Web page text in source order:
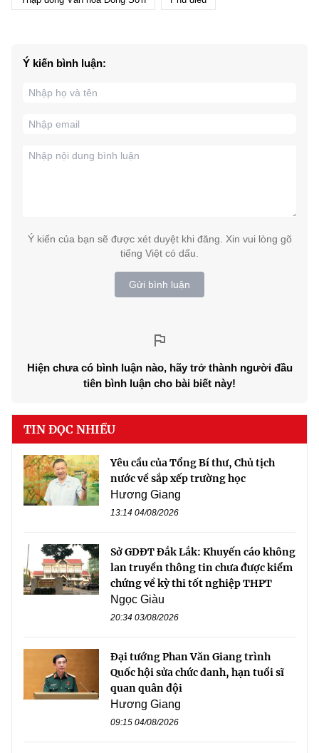
Ý kiến bình luận:
Ý kiến của bạn sẽ được xét duyệt khi đăng. Xin vui lòng gõ
tiếng Việt có dấu.
Gửi bình luận
Hiện chưa có bình luận nào, hãy trở thành người đầu
tiên bình luận cho bài biết này!
TIN ĐỌC NHIỀU
Yêu cầu của Tổng Bí thư, Chủ tịch
nước về sắp xếp trường học
Hương Giang
13:14 04/08/2026
Sở GDĐT Đắk Lắk: Khuyến cáo không
lan truyền thông tin chưa được kiểm
chứng về kỳ thi tốt nghiệp THPT
Ngọc Giàu
20:34 03/08/2026
Đại tướng Phan Văn Giang trình
Quốc hội sửa chức danh, hạn tuổi sĩ
quan quân đội
Hương Giang
09:15 04/08/2026